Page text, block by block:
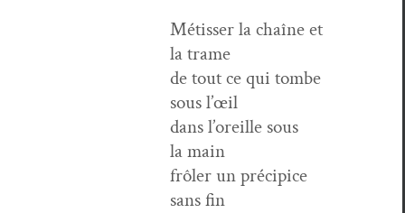
Métiss­er la chaîne et
la trame
de tout ce qui tombe
sous l’œil
dans l’or­eille sous
la main
frôler un précipice
sans fin